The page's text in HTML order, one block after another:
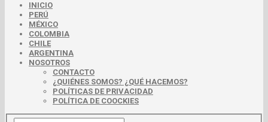
INICIO
PERÚ
MÉXICO
COLOMBIA
CHILE
ARGENTINA
NOSOTROS
CONTACTO
¿QUIÉNES SOMOS? ¿QUÉ HACEMOS?
POLÍTICAS DE PRIVACIDAD
POLÍTICA DE COOCKIES